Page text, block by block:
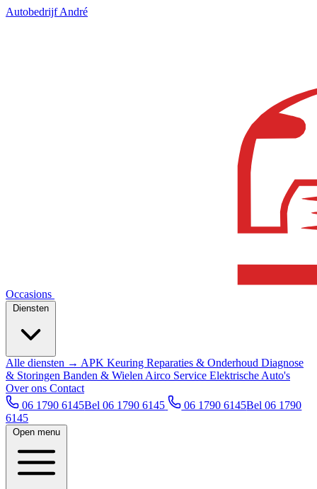
Autobedrijf André
Occasions
Alle diensten → APK Keuring Reparaties & Onderhoud Diagnose
& Storingen Banden & Wielen Airco Service Elektrische Auto's
Over ons Contact
06 1790 6145Bel 06 1790 6145 06 1790 6145Bel 06 1790
6145
Open menu